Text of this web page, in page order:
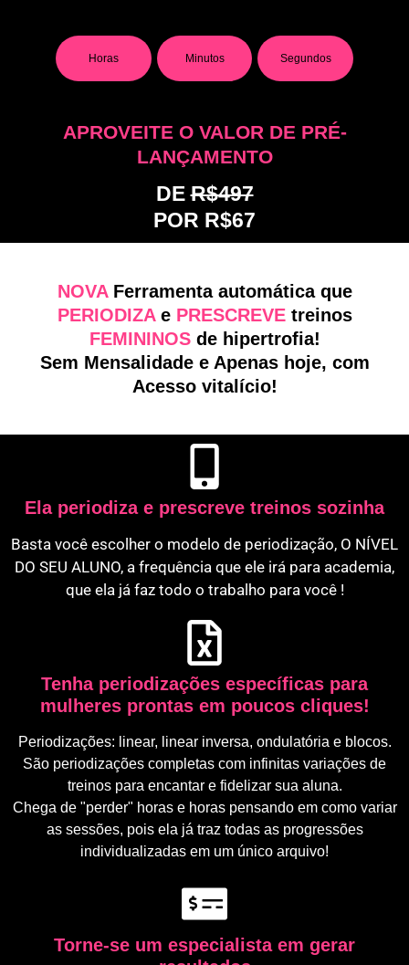
Horas Minutos Segundos
APROVEITE O VALOR DE PRÉ-
LANÇAMENTO
DER$497
POR R$67
NOVA Ferramenta automática que
PERIODIZA e PRESCREVEtreinos
FEMININOS de hipertrofia!
Sem Mensalidade e Apenas hoje, com
Acesso vitalício!
Ela periodiza e prescreve treinos sozinha
Basta você escolher o modelo de periodização, O NÍVEL
DO SEU ALUNO, a frequência que ele irá para academia,
que ela já faz todo o trabalho para você !
Tenha periodizações específicas para
mulheres prontas em poucos cliques!
Periodizações: linear, linear inversa, ondulatória e blocos.
São periodizações completas com infinitas variações de
treinos para encantar e fidelizar sua aluna.
Chega de "perder" horas e horas pensando em como variar
as sessões, pois ela já traz todas as progressões
individualizadas em um único arquivo!
Torne-se um especialista em gerar